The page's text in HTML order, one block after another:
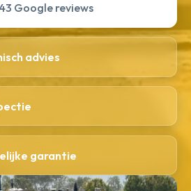
Google reviews
advies
garantie